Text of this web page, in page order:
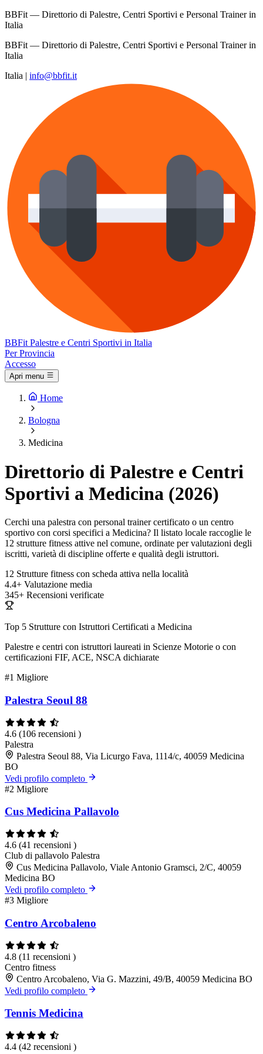
BBFit — Direttorio di Palestre, Centri Sportivi e Personal Trainer in
Italia
BBFit — Direttorio di Palestre, Centri Sportivi e Personal Trainer in
Italia
Italia | info@bbfit.it
BBFit Palestre e Centri Sportivi in Italia
Per Provincia
Accesso
Apri menu
Home
Bologna
Medicina
Direttorio di Palestre e Centri
Sportivi a Medicina (2026)
Cerchi una palestra con personal trainer certificato o un centro
sportivo con corsi specifici a Medicina? Il listato locale raccoglie le
12 strutture fitness attive nel comune, ordinate per valutazioni degli
iscritti, varietà di discipline offerte e qualità degli istruttori.
12 Strutture fitness con scheda attiva nella località
4.4+ Valutazione media
345+ Recensioni verificate
Top 5 Strutture con Istruttori Certificati a Medicina
Palestre e centri con istruttori laureati in Scienze Motorie o con
certificazioni FIF, ACE, NSCA dichiarate
#1 Migliore
Palestra Seoul 88
4.6 (106 recensioni )
Palestra
Palestra Seoul 88, Via Licurgo Fava, 1114/c, 40059 Medicina
BO
Vedi profilo completo
#2 Migliore
Cus Medicina Pallavolo
4.6 (41 recensioni )
Club di pallavolo Palestra
Cus Medicina Pallavolo, Viale Antonio Gramsci, 2/C, 40059
Medicina BO
Vedi profilo completo
#3 Migliore
Centro Arcobaleno
4.8 (11 recensioni )
Centro fitness
Centro Arcobaleno, Via G. Mazzini, 49/B, 40059 Medicina BO
Vedi profilo completo
Tennis Medicina
4.4 (42 recensioni )